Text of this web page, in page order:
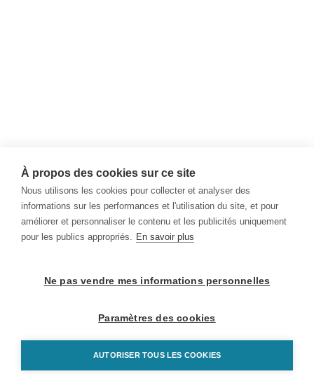
À propos des cookies sur ce site
Nous utilisons les cookies pour collecter et analyser des
informations sur les performances et l'utilisation du site, et pour
améliorer et personnaliser le contenu et les publicités uniquement
pour les publics appropriés. En savoir plus
Ne pas vendre mes informations personnelles
Paramètres des cookies
AUTORISER TOUS LES COOKIES